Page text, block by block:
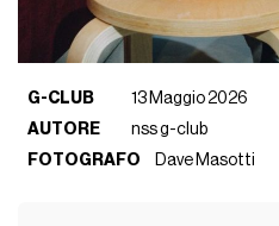
G-CLUB
13 Maggio 2026
AUTORE
nss g-club
FOTOGRAFO
Dave Masotti